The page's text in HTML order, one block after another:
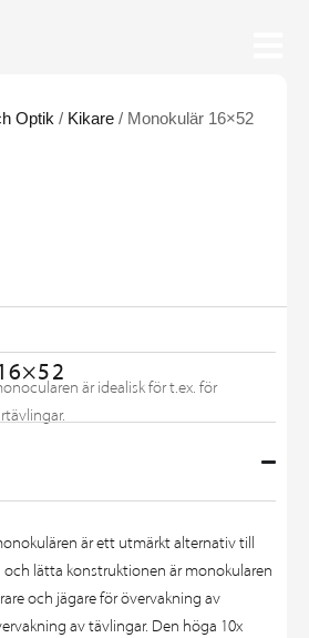
Optik / Kikare / Monokulär 16×52
är idealisk för t.ex. för
är ett utmärkt alternativ till
och lätta konstruktionen är monokularen
och jägare för övervakning av
av tävlingar. Den höga 10x